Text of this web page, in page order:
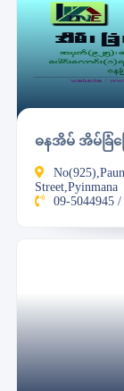
ဓနအိမ် အိမ်ခြံမ
Street,Pyinmana
09-5044945